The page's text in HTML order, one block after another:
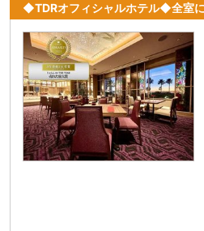
◆TDRオフィシャルホテル◆全室